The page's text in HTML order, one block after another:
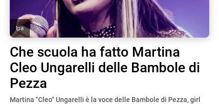
Ipa
Che scuola ha fatto Martina
Cleo Ungarelli delle Bambole di
Pezza
Martina "Cleo" Ungarelli è la voce delle Bambole di Pezza, girl